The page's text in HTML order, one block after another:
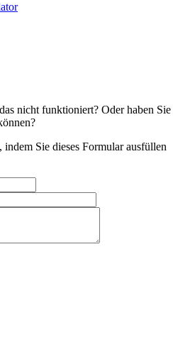
nicht funktioniert? Oder haben Sie
Sie dieses Formular ausfüllen